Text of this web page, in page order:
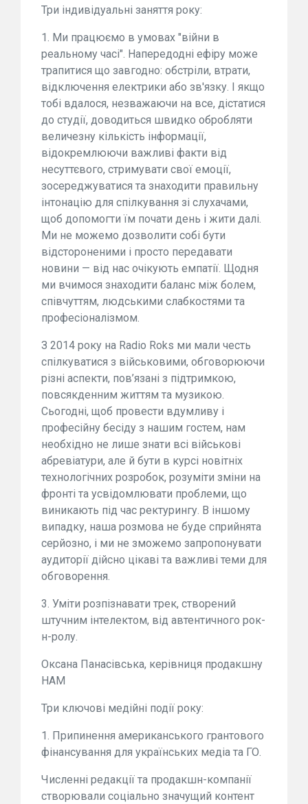
Три індивідуальні заняття року:
1. Ми працюємо в умовах "війни в
реальному часі". Напередодні ефіру може
трапитися що завгодно: обстріли, втрати,
відключення електрики або зв'язку. І якщо
тобі вдалося, незважаючи на все, дістатися
до студії, доводиться швидко обробляти
величезну кількість інформації,
відокремлюючи важливі факти від
несуттєвого, стримувати свої емоції,
зосереджуватися та знаходити правильну
інтонацію для спілкування зі слухачами,
щоб допомогти їм почати день і жити далі.
Ми не можемо дозволити собі бути
відстороненими і просто передавати
новини — від нас очікують емпатії. Щодня
ми вчимося знаходити баланс між болем,
співчуттям, людськими слабкостями та
професіоналізмом.
З 2014 року на Radio Roks ми мали честь
спілкуватися з військовими, обговорюючи
різні аспекти, пов’язані з підтримкою,
повсякденним життям та музикою.
Сьогодні, щоб провести вдумливу і
професійну бесіду з нашим гостем, нам
необхідно не лише знати всі військові
абревіатури, але й бути в курсі новітніх
технологічних розробок, розуміти зміни на
фронті та усвідомлювати проблеми, що
виникають під час ректурингу. В іншому
випадку, наша розмова не буде сприйнята
серйозно, і ми не зможемо запропонувати
аудиторії дійсно цікаві та важливі теми для
обговорення.
3. Уміти розпізнавати трек, створений
штучним інтелектом, від автентичного рок-
н-ролу.
Оксана Панасівська, керівниця продакшну
НАМ
Три ключові медійні події року:
1. Припинення американського грантового
фінансування для українських медіа та ГО.
Численні редакції та продакшн-компанії
створювали соціально значущий контент